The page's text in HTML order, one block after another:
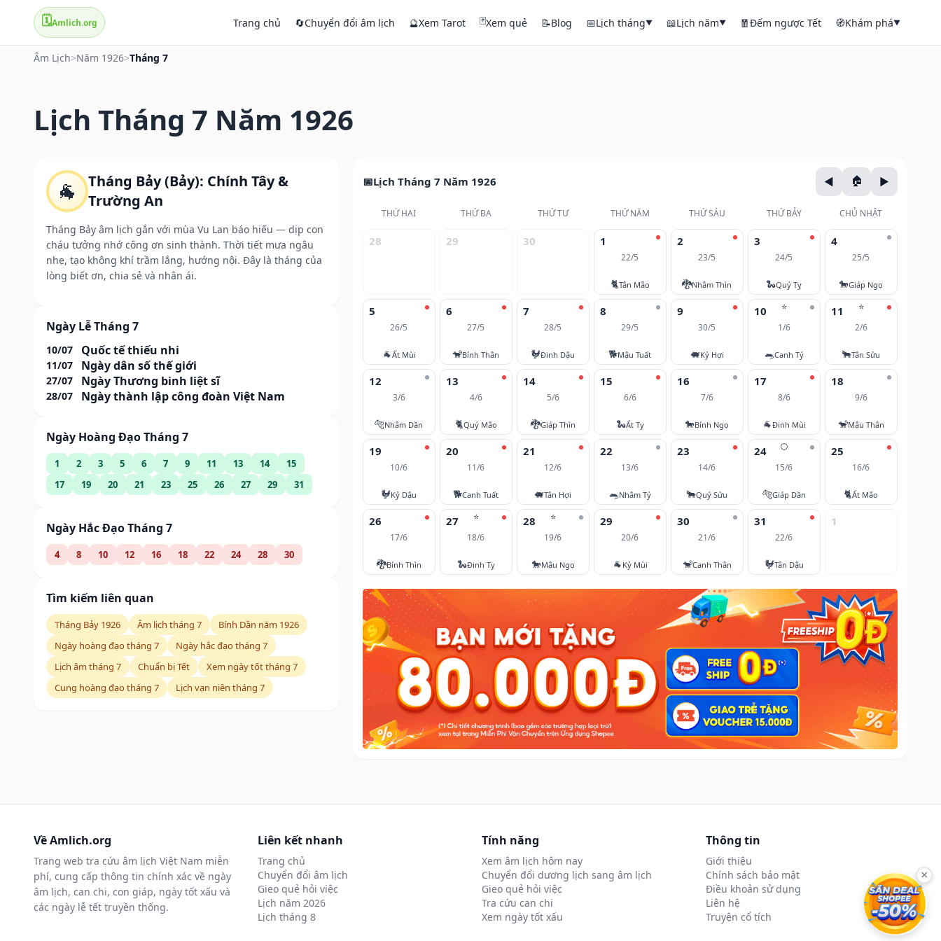
🗓️Amlich.org Trang chủ 🔄Chuyển đổi âm lịch 🔮Xem Tarot 🃏Xem quẻ 📝Blog 📅Lịch tháng▼ 📖Lịch năm▼ 🧧Đếm ngược Tết 🧭Khám phá▼
Âm Lịch>Năm 1926>Tháng 7
Lịch Tháng 7 Năm 1926
🐐
Tháng Bảy (Bảy): Chính Tây &
Trường An
Tháng Bảy âm lịch gắn với mùa Vu Lan báo hiếu — dịp con
cháu tưởng nhớ công ơn sinh thành. Thời tiết mưa ngâu
nhẹ, tạo không khí trầm lắng, hướng nội. Đây là tháng của
lòng biết ơn, chia sẻ và nhân ái.
Ngày Lễ Tháng 7
10/07 Quốc tế thiếu nhi
11/07 Ngày dân số thế giới
27/07 Ngày Thương binh liệt sĩ
28/07 Ngày thành lập công đoàn Việt Nam
Ngày Hoàng Đạo Tháng 7
1 2 3 5 6 7 9 11 13 14
15
17
19 20 21 23 25 26 27 29 31
Ngày Hắc Đạo Tháng 7
4 8 10 12 16 18 22 24 28 30
Tìm kiếm liên quan
Tháng Bảy 1926 Âm lịch tháng 7
Bính Dần năm 1926
Ngày hoàng đạo tháng 7
Ngày hắc đạo tháng 7
Lịch âm tháng 7
Chuẩn bị Tết
Xem ngày tốt tháng 7
Cung hoàng đạo tháng 7
Lịch vạn niên tháng 7
Lịch Tháng 7 Năm 1926
THỨ HAI THỨ BA THỨ TƯ THỨ NĂM THỨ SÁU THỨ BẢY CHỦ NHẬT
28 29 30 1
22/5
🐈Tân Mão
2
23/5
🐉Nhâm Thìn
3
24/5
🐍Quý Tỵ
4
25/5
🐎Giáp Ngọ
5
26/5
🐐Ất Mùi
6
27/5
🐒Bính Thân
7
28/5
🐓Đinh Dậu
8
29/5
🐕Mậu Tuất
9
30/5
🐖Kỷ Hợi
⭐
10
1/6
🐀Canh Tý
⭐
11
2/6
🐂Tân Sửu
12
3/6
🐅Nhâm Dần
13
4/6
🐈Quý Mão
14
5/6
🐉Giáp Thìn
15
6/6
🐍Ất Tỵ
16
7/6
🐎Bính Ngọ
17
8/6
🐐Đinh Mùi
18
9/6
🐒Mậu Thân
19
10/6
🐓Kỷ Dậu
20
11/6
🐕Canh Tuất
21
12/6
🐖Tân Hợi
22
13/6
🐀Nhâm Tý
23
14/6
🐂Quý Sửu
🌕
24
15/6
🐅Giáp Dần
25
16/6
🐈Ất Mão
26
17/6
🐉Bính Thìn
⭐
27
18/6
🐍Đinh Tỵ
⭐
28
19/6
🐎Mậu Ngọ
29
20/6
🐐 Kỷ Mùi
30
21/6
🐒Canh Thân
31
22/6
🐓Tân Dậu
1
Về Amlich.org
Trang web tra cứu âm lịch Việt Nam miễn
phí, cung cấp thông tin chính xác về ngày
âm lịch, can chi, con giáp, ngày tốt xấu và
các ngày lễ tết truyền thống.
Liên kết nhanh
Trang chủ
Chuyển đổi âm lịch
Gieo quẻ hỏi việc
Lịch năm 2026
Lịch tháng 8
Tính năng
Xem âm lịch hôm nay
Chuyển đổi dương lịch sang âm lịch
Gieo quẻ hỏi việc
Tra cứu can chi
Xem ngày tốt xấu
Thông tin
Giới thiệu
Chính sách bảo mật
Điều khoản sử dụng
Liên hệ
Truyện cổ tích
×